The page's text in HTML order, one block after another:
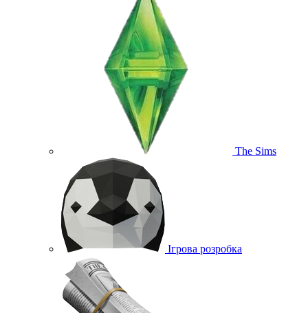
The Sims
Ігрова розробка